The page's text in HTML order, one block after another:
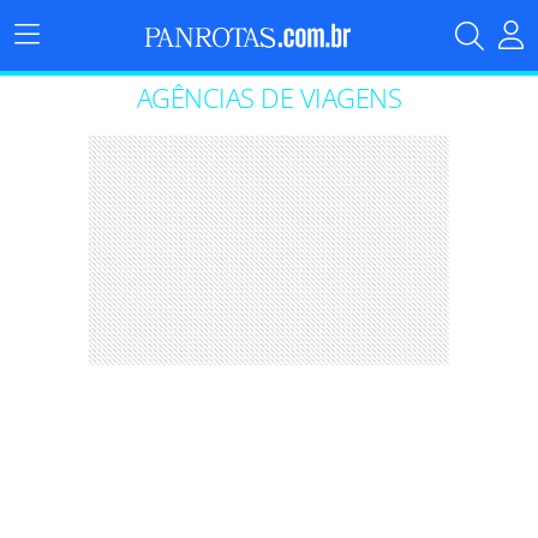
Menu
Principal
AGÊNCIAS DE VIAGENS